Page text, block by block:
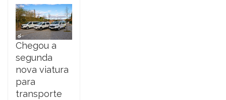
Chegou a
segunda
nova viatura
para
transporte